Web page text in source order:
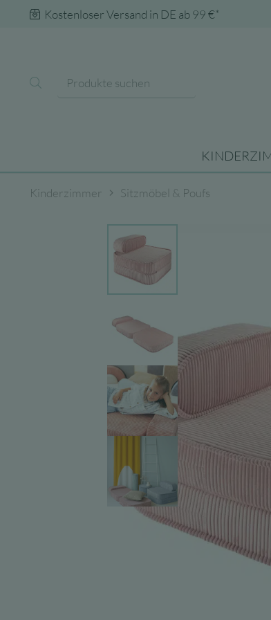
Kostenloser Versand in DE ab 99 €*
Kinderzimmer Sitzmöbel & Poufs